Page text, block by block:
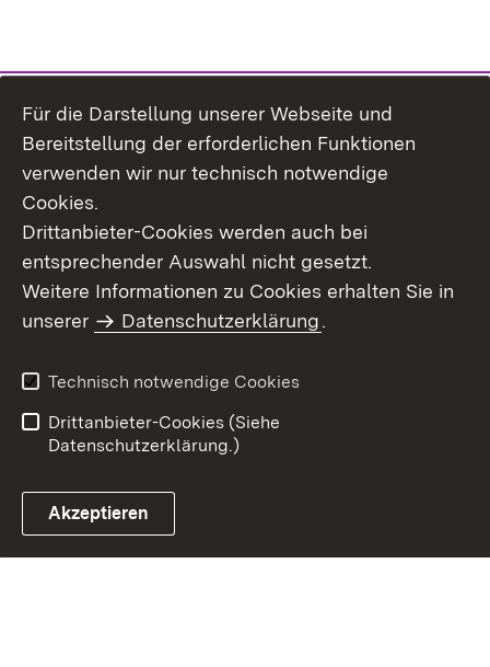
Benutzungshinweise
Erklärung zur
Für die Darstellung unserer Webseite und
Bereitstellung der erforderlichen Funktionen
verwenden wir nur technisch notwendige
Cookies.
Drittanbieter-Cookies werden auch bei
entsprechender Auswahl nicht gesetzt.
Weitere Informationen zu Cookies erhalten Sie in
unserer
Datenschutzerklärung.
Technisch notwendige Cookies
Drittanbieter-Cookies (Siehe
Datenschutzerklärung.)
Akzeptieren